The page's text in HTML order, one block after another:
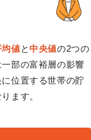
均値と中央値の2つの
部の富裕層の影響
位置する世帯の貯
ます。